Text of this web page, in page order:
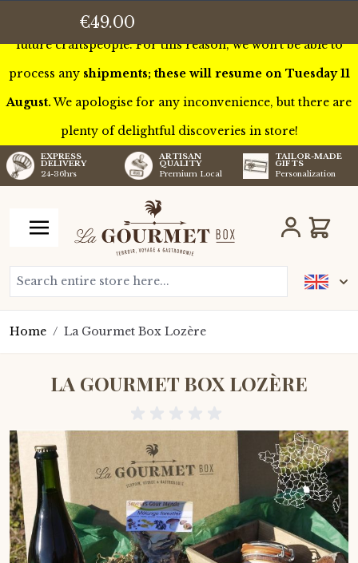
This week we’ll be touring France to meet some of our
future craftspeople. For this reason, we won’t be able to
process any shipments; these will resume on Tuesday 11
August.We apologise for any inconvenience, but there are
plenty of delightful discoveries in store!
EXPRESS
DELIVERY
24-36hrs
ARTISAN
QUALITY
Premium Local
TAILOR-MADE
GIFTS
Personalization
Search entire store here...
Cart
Home / La Gourmet Box Lozère
LA GOURMET BOX LOZÈRE
€49.00